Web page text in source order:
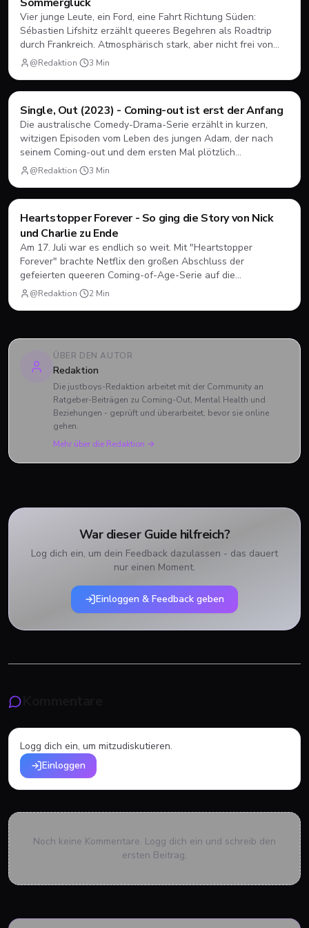
Vier junge Leute, ein Ford, eine Fahrt Richtung Süden:
Sébastien Lifshitz erzählt queeres Begehren als Roadtrip
durch Frankreich. Atmosphärisch stark, aber nicht frei von
Längen.
@Redaktion· 3 Min
Filme & Serien
Single, Out (2023) - Coming-out ist erst der Anfang
Die australische Comedy-Drama-Serie erzählt in kurzen,
witzigen Episoden vom Leben des jungen Adam, der nach
seinem Coming-out und dem ersten Mal plötzlich
herausfinden muss, wie Dating, Freundschaft und Familie
unter neuen Vorzeichen funktionieren.
@Redaktion· 3 Min
Filme & Serien
Heartstopper Forever - So ging die Story von Nick
und Charlie zu Ende
Am 17. Juli war es endlich so weit. Mit "Heartstopper
Forever" brachte Netflix den großen Abschluss der
gefeierten queeren Coming-of-Age-Serie auf die
Bildschirme. Statt einer vierten Staffel gab es diesmal einen
abendfüllenden Spielfilm. Wir blicken zurück, wie sich Nick
@Redaktion· 2 Min
ÜBER DEN AUTOR
Redaktion
Die justboys-Redaktion arbeitet mit der Community an
Ratgeber-Beiträgen zu Coming-Out, Mental Health und
Beziehungen - geprüft und überarbeitet, bevor sie online
gehen.
Mehr über die Redaktion →
War dieser Guide hilfreich?
Log dich ein, um dein Feedback dazulassen - das dauert
nur einen Moment.
Einloggen & Feedback geben
Logg dich ein, um mitzudiskutieren.
Einloggen
Noch keine Kommentare. Logg dich ein und schreib den
ersten Beitrag.